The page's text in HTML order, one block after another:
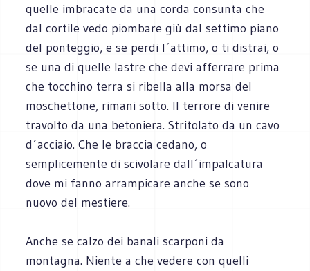
quelle imbracate da una corda consunta che
dal cortile vedo piombare giù dal settimo piano
del ponteggio, e se perdi l´attimo, o ti distrai, o
se una di quelle lastre che devi afferrare prima
che tocchino terra si ribella alla morsa del
moschettone, rimani sotto. Il terrore di venire
travolto da una betoniera. Stritolato da un cavo
d´acciaio. Che le braccia cedano, o
semplicemente di scivolare dall´impalcatura
dove mi fanno arrampicare anche se sono
nuovo del mestiere.
Anche se calzo dei banali scarponi da
montagna. Niente a che vedere con quelli